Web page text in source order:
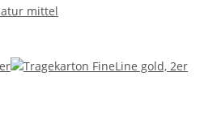
mittel